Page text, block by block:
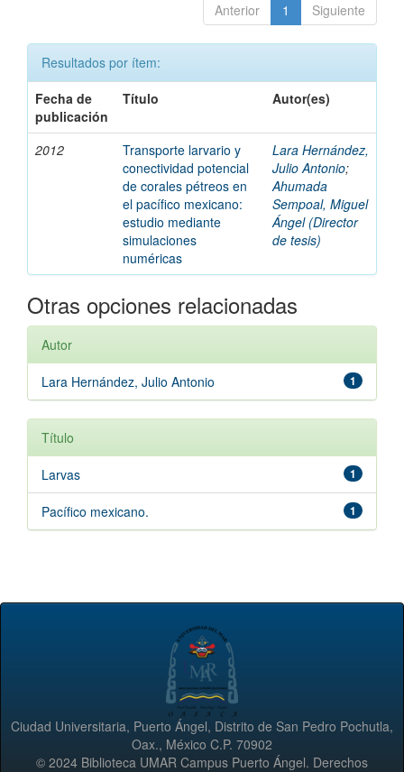
Anterior 1 Siguiente
Resultados por ítem:
Fecha de
publicación
Título Autor(es)
2012
Transporte larvario y
conectividad potencial
de corales pétreos en
el pacífico mexicano:
estudio mediante
simulaciones
numéricas
Lara Hernández,
Julio Antonio;
Ahumada
Sempoal, Miguel
Ángel (Director
de tesis)
Otras opciones relacionadas
Autor
1
Lara Hernández, Julio Antonio
Título
1
Larvas
1
Pacífico mexicano.
Ciudad Universitaria, Puerto Ángel, Distrito de San Pedro Pochutla,
Oax., México C.P. 70902
© 2024 Biblioteca UMAR Campus Puerto Ángel. Derechos